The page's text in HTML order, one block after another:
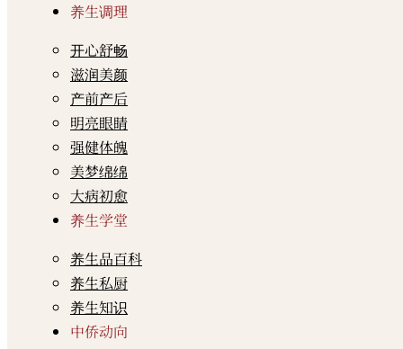
养生调理
开心舒畅
滋润美颜
产前产后
明亮眼睛
强健体魄
美梦绵绵
大病初愈
养生学堂
养生品百科
养生私厨
养生知识
中侨动向